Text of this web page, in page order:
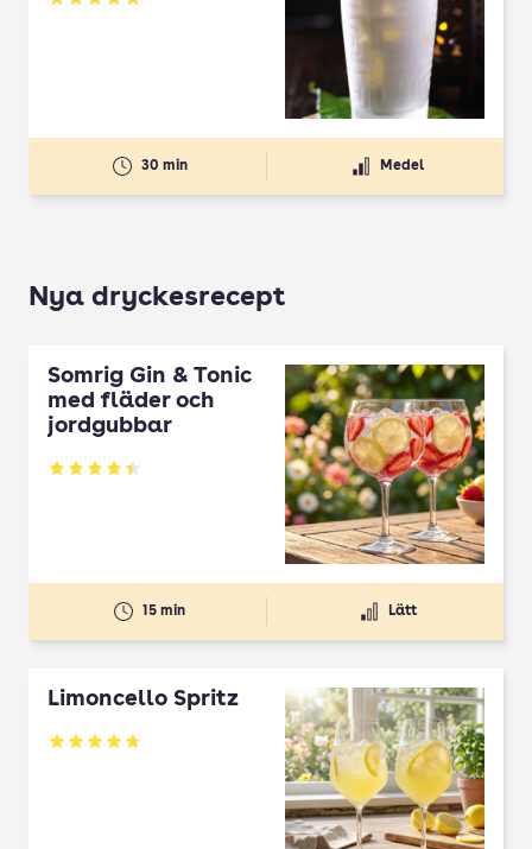
Betyg: 5 av 5
30 min Medel
Nya dryckesrecept
Somrig Gin & Tonic
med fläder och
jordgubbar
Betyg: 4.45 av 5
15 min Lätt
Limoncello Spritz
Betyg: 4.7 av 5